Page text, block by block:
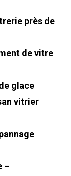
près de
de vitre
glace
vitrier
–